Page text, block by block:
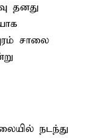
தனது
சாலை
நடந்து